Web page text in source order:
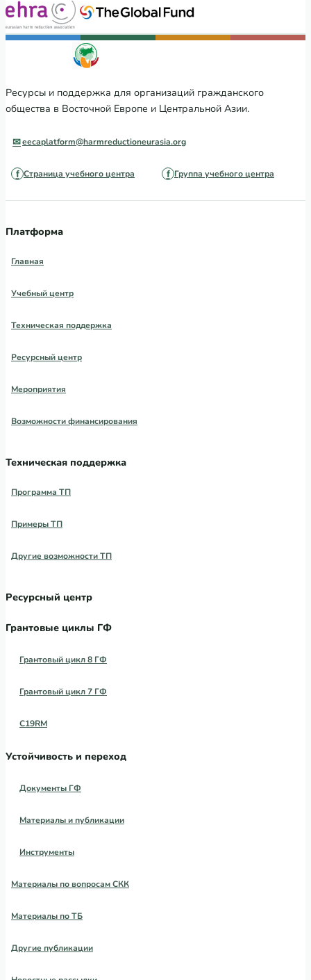
Ресурсы и поддержка для организаций гражданского
общества в Восточной Европе и Центральной Азии.
eecaplatform@harmreductioneurasia.org
Страница учебного центра Группа учебного центра
Платформа
Главная
Учебный центр
Техническая поддержка
Ресурсный центр
Мероприятия
Возможности финансирования
Техническая поддержка
Программа ТП
Примеры ТП
Другие возможности ТП
Ресурсный центр
Грантовые циклы ГФ
Грантовый цикл 8 ГФ
Грантовый цикл 7 ГФ
C19RM
Устойчивость и переход
Документы ГФ
Материалы и публикации
Инструменты
Материалы по вопросам СКК
Материалы по ТБ
Другие публикации